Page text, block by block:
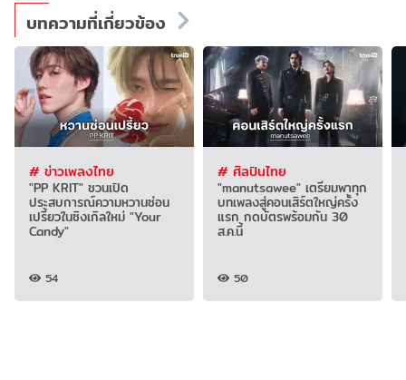
บทความที่เกี่ยวข้อง
# ข่าวเพลงไทย
"PP KRIT" ชวนเปิด
ประสบการณ์ความหวานซ่อน
เปรี้ยวในซิงเกิลใหม่ "Your
Candy"
54
# ศิลปินไทย
"manutsawee" เตรียมพาทุก
บทเพลงสู่คอนเสิร์ตใหญ่ครั้ง
แรก กดบัตรพร้อมกัน 30
ส.ค.นี้
50